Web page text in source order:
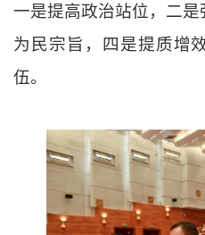
一是提高政治站位，二
为民宗旨，四是提质增
伍。